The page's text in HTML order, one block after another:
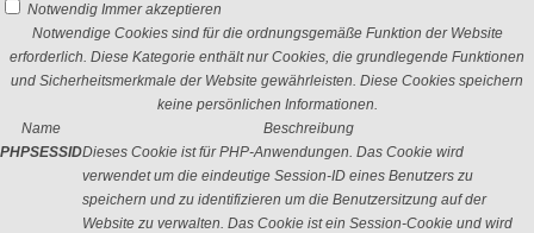
Notwendig Immer akzeptieren
Notwendige Cookies sind für die ordnungsgemäße Funktion der Website
erforderlich. Diese Kategorie enthält nur Cookies, die grundlegende Funktionen
und Sicherheitsmerkmale der Website gewährleisten. Diese Cookies speichern
keine persönlichen Informationen.
Name
Beschreibung
PHPSESSIDDieses Cookie ist für PHP-Anwendungen. Das Cookie wird
verwendet um die eindeutige Session-ID eines Benutzers zu
speichern und zu identifizieren um die Benutzersitzung auf der
Website zu verwalten. Das Cookie ist ein Session-Cookie und wird